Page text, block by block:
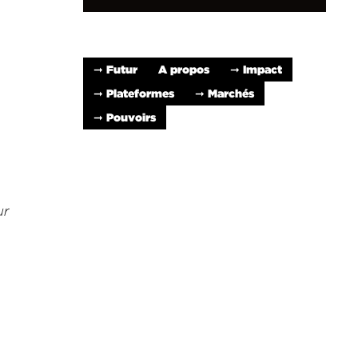
➞ Futur A propos
➞ Impact
➞ Plateformes
➞ Marchés
➞ Pouvoirs